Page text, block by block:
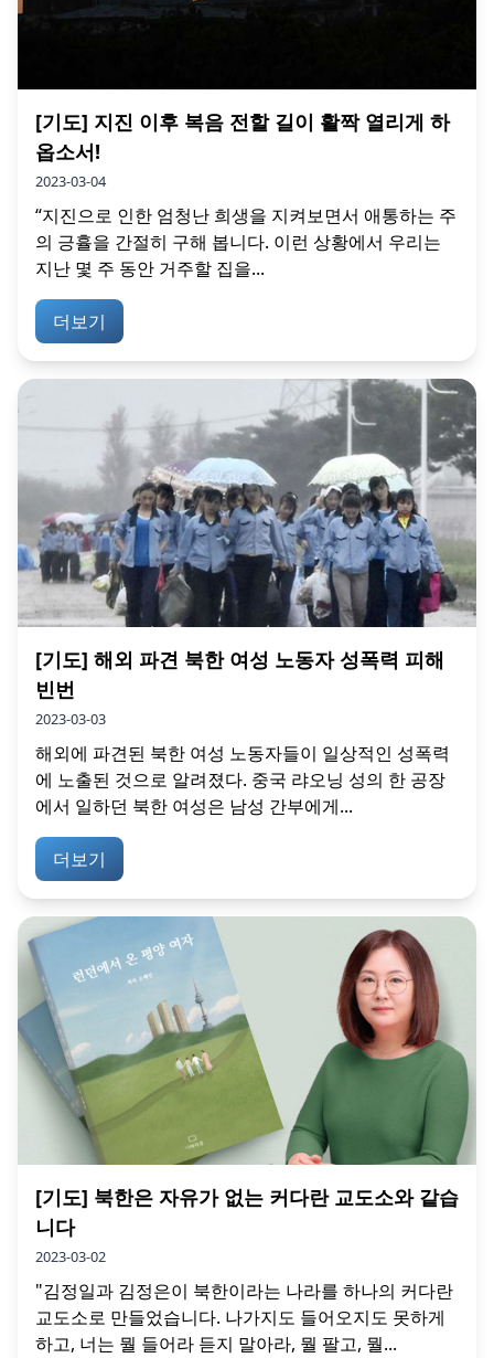
[기도] 지진 이후 복음 전할 길이 활짝 열리게 하
옵소서!
2023-03-04
“지진으로 인한 엄청난 희생을 지켜보면서 애통하는 주
의 긍휼을 간절히 구해 봅니다. 이런 상황에서 우리는
지난 몇 주 동안 거주할 집을...
더보기
[기도] 해외 파견 북한 여성 노동자 성폭력 피해
빈번
2023-03-03
해외에 파견된 북한 여성 노동자들이 일상적인 성폭력
에 노출된 것으로 알려졌다. 중국 랴오닝 성의 한 공장
에서 일하던 북한 여성은 남성 간부에게...
더보기
[기도] 북한은 자유가 없는 커다란 교도소와 같습
니다
2023-03-02
"김정일과 김정은이 북한이라는 나라를 하나의 커다란
교도소로 만들었습니다. 나가지도 들어오지도 못하게
하고, 너는 뭘 들어라 듣지 말아라, 뭘 팔고, 뭘...